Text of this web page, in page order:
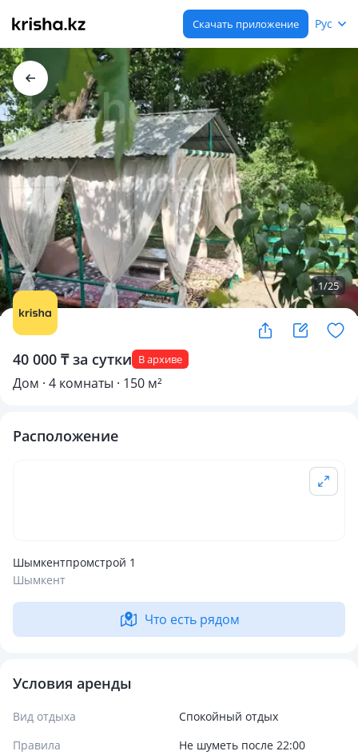
Скачать приложение Рус
1/25
40 000 ₸ за сутки В архиве
Дом · 4 комнаты · 150 м²
Расположение
Шымкентпромстрой 1
Шымкент
Что есть рядом
Условия аренды
Вид отдыха
Спокойный отдых
Правила
Не шуметь после 22:00